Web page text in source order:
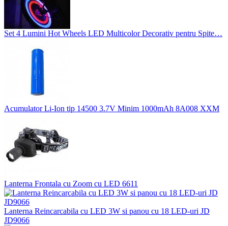
Set 4 Lumini Hot Wheels LED Multicolor Decorativ pentru Spite…
Acumulator Li-Ion tip 14500 3.7V Minim 1000mAh 8A008 XXM
Lanterna Frontala cu Zoom cu LED 6611
Lanterna Reincarcabila cu LED 3W si panou cu 18 LED-uri JD
JD9066